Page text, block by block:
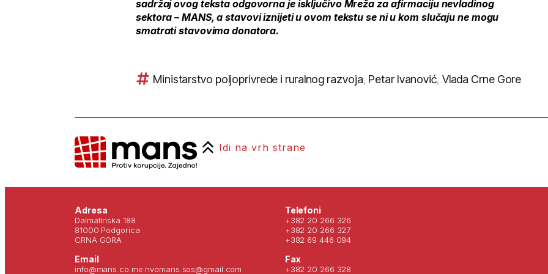
sadržaj ovog teksta odgovorna je isključivo Mreža za afirmaciju nevladinog
sektora – MANS, a stavovi iznijeti u ovom tekstu se ni u kom slučaju ne mogu
smatrati stavovima donatora.
Ministarstvo poljoprivrede i ruralnog razvoja, Petar Ivanović, Vlada Crne Gore
Idi na vrh strane
Adresa
Dalmatinska 188
81000 Podgorica
CRNA GORA
Email
info@mans.co.me nvomans.sos@gmail.com
Telefoni
+382 20 266 326
+382 20 266 327
+382 69 446 094
Fax
+382 20 266 328